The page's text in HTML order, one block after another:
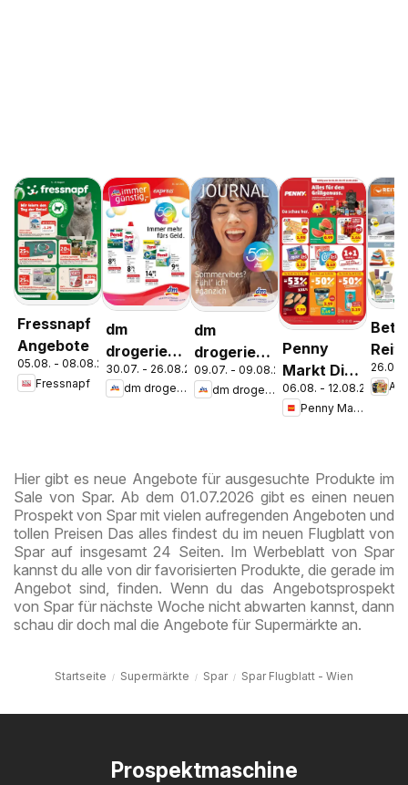
Fressnapf
Angebote
05.08. - 08.08.2026
Fressnapf
dm
drogerie
markt
Journal
30.07. - 26.08.2026
dm drogerie markt
dm
drogerie
markt
Journal
09.07. - 09.08.2026
dm drogerie markt
Penny
Markt Die
ganze
Woche
06.08. - 12.08.2026
Penny Markt
26.07.
Hier gibt es neue Angebote für ausgesuchte Produkte im
Sale von Spar. Ab dem 01.07.2026 gibt es einen neuen
Prospekt von Spar mit vielen aufregenden Angeboten und
tollen Preisen Das alles findest du im neuen Flugblatt von
Spar auf insgesamt 24 Seiten. Im Werbeblatt von Spar
kannst du alle von dir favorisierten Produkte, die gerade im
Angebot sind, finden. Wenn du das Angebotsprospekt
von Spar für nächste Woche nicht abwarten kannst, dann
schau dir doch mal die Angebote für Supermärkte an.
Startseite Supermärkte Spar Spar Flugblatt - Wien
Prospektmaschine